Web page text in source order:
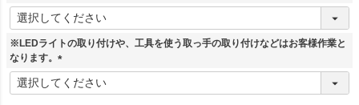
(
必
須
)
※LEDライトの取り付けや、工具を使う取っ手の取り付けなどはお客様作業と
なります。
(
必